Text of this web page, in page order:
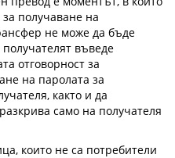
получаване на
не може да бъде
въведе
отговорност за
на паролата за
както и да
само на получателя
които не са потребители